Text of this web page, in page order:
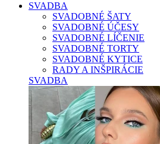
SVADBA
SVADOBNÉ ŠATY
SVADOBNÉ ÚČESY
SVADOBNÉ LÍČENIE
SVADOBNÉ TORTY
SVADOBNÉ KYTICE
RADY A INŠPIRÁCIE
SVADBA